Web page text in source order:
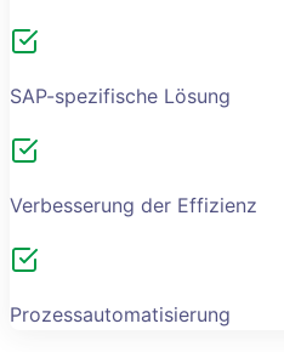
SAP-spezifische Lösung
Verbesserung der Effizienz
Prozessautomatisierung